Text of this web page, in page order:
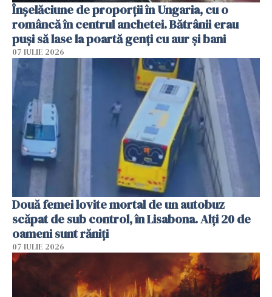
Înșelăciune de proporții în Ungaria, cu o
româncă în centrul anchetei. Bătrânii erau
puși să lase la poartă genți cu aur și bani
07 IULIE 2026
Două femei lovite mortal de un autobuz
scăpat de sub control, în Lisabona. Alți 20 de
oameni sunt răniți
07 IULIE 2026